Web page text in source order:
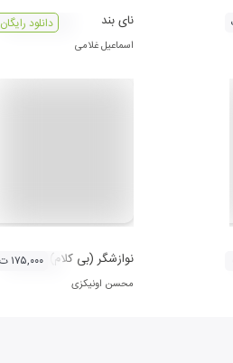
نای بند
اسماعیل غلامی
دانلود رایگان
نوازشگر (بی کلام)
محسن اونیکزی
۱۷۵,۰۰۰ ت